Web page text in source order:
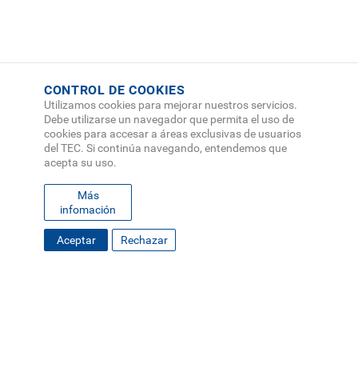
FOOTER
CONTROL DE COOKIES
Utilizamos cookies para mejorar nuestros servicios.
Debe utilizarse un navegador que permita el uso de
cookies para accesar a áreas exclusivas de usuarios
del TEC. Si continúa navegando, entendemos que
acepta su uso.
Más
infomación
Aceptar Rechazar